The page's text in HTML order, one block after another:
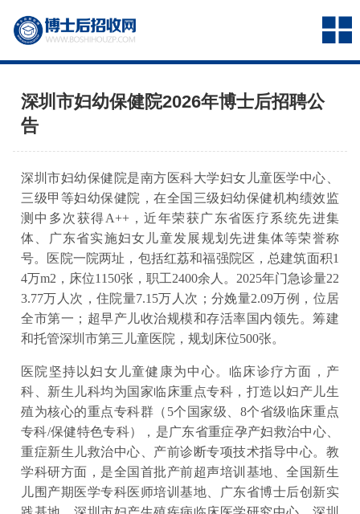
深圳市妇幼保健院2026年博士后招聘公
告
深圳市妇幼保健院是南方医科大学妇女儿童医学中心、
三级甲等妇幼保健院，在全国三级妇幼保健机构绩效监
测中多次获得A++，近年荣获广东省医疗系统先进集
体、广东省实施妇女儿童发展规划先进集体等荣誉称
号。医院一院两址，包括红荔和福强院区，总建筑面积1
4万m2，床位1150张，职工2400余人。2025年门急诊量22
3.77万人次，住院量7.15万人次；分娩量2.09万例，位居
全市第一；超早产儿收治规模和存活率国内领先。筹建
和托管深圳市第三儿童医院，规划床位500张。
医院坚持以妇女儿童健康为中心。临床诊疗方面，产
科、新生儿科均为国家临床重点专科，打造以妇产儿生
殖为核心的重点专科群（5个国家级、8个省级临床重点
专科/保健特色专科），是广东省重症孕产妇救治中心、
重症新生儿救治中心、产前诊断专项技术指导中心。教
学科研方面，是全国首批产前超声培训基地、全国新生
儿围产期医学专科医师培训基地、广东省博士后创新实